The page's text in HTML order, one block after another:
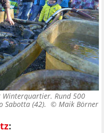
Winterquartier. Rund 500
Sabotta (42). © Maik Börner
: